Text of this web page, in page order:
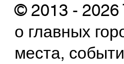
© 2013 - 2026
о главных
места,